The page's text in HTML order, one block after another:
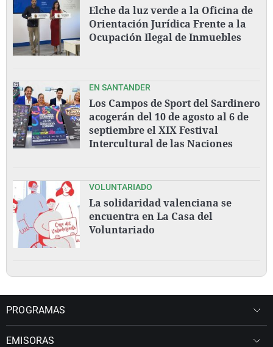
Elche da luz verde a la Oficina de
Orientación Jurídica Frente a la
Ocupación Ilegal de Inmuebles
EN SANTANDER
Los Campos de Sport del Sardinero
acogerán del 10 de agosto al 6 de
septiembre el XIX Festival
Intercultural de las Naciones
VOLUNTARIADO
La solidaridad valenciana se
encuentra en La Casa del
Voluntariado
PROGRAMAS
EMISORAS